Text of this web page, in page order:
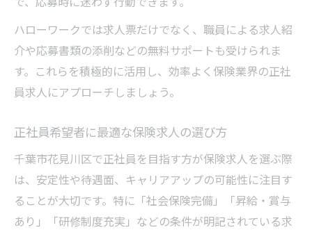
ハローワークでは求人票だけでなく、職員による求人紹
介や応募書類の添削などの無料サポートも受けられま
す。これらを積極的に活用し、効率よく保険業界の正社
員求人にアプローチしましょう。
正社員希望者に最適な保険求人の選び方
千葉市花見川区で正社員を目指す方が保険求人を選ぶ際
は、安定性や待遇面、キャリアアップの可能性に注目す
ることが大切です。特に「社会保険完備」「昇給・賞与
あり」「研修制度充実」などの条件が明記されている求